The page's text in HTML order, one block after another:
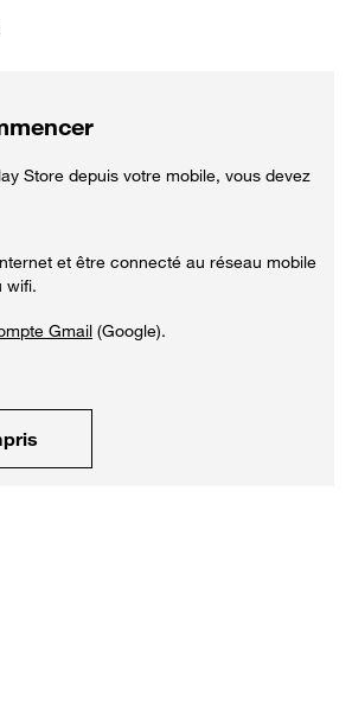
Store depuis votre mobile, vous devez
et être connecté au réseau mobile
wifi.
Gmail (Google).